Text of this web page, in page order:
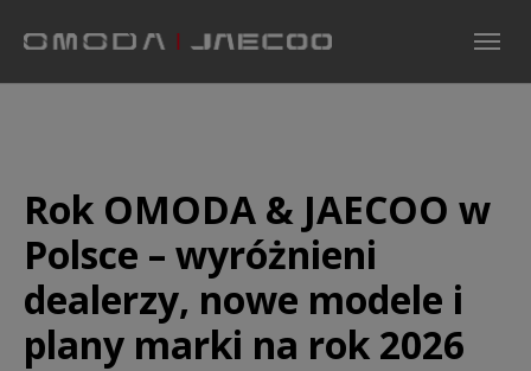
Rok OMODA & JAECOO w
Polsce – wyróżnieni
dealerzy, nowe modele i
plany marki na rok 2026